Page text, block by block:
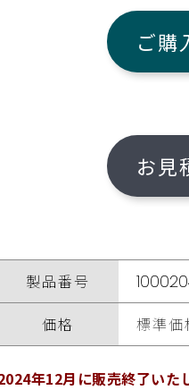
ご購
お見
製品番号
価格 標準価
年12月に販売終了いた